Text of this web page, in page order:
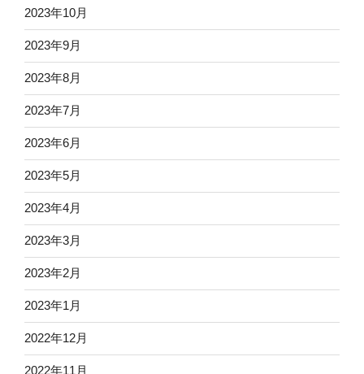
2023年10月
2023年9月
2023年8月
2023年7月
2023年6月
2023年5月
2023年4月
2023年3月
2023年2月
2023年1月
2022年12月
2022年11月